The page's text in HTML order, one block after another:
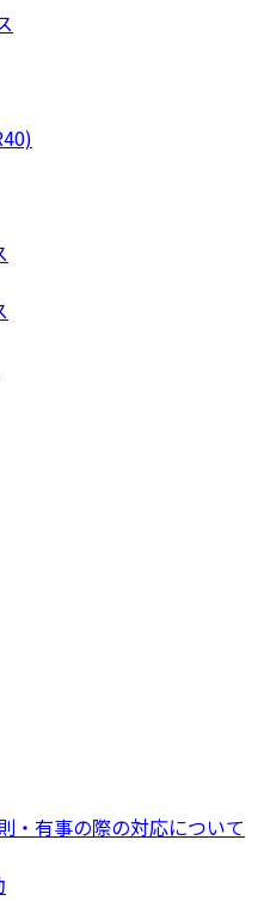
・有事の際の対応について